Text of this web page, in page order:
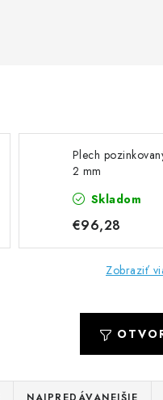
Plech
2 mm
Skladom
€96,28
Zobraziť